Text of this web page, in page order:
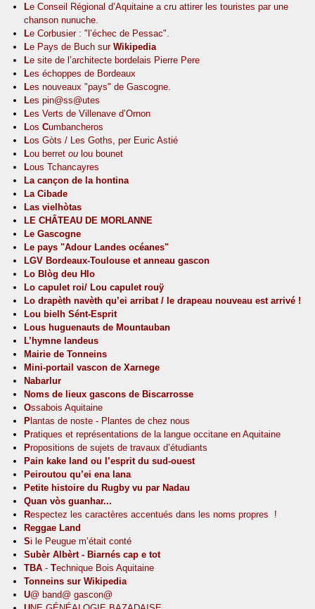
Le Conseil Régional d’Aquitaine a cru attirer les touristes par une
chanson nunuche.
Le Corbusier : "l’échec de Pessac".
Le Pays de Buch surWikipedia
Le site de l’architecte bordelais Pierre Pere
Les échoppes de Bordeaux
Les nouveaux "pays" de Gascogne.
Les pin@ss@utes
Les Verts de Villenave d’Ornon
LosCumbancheros
Los Gòts / Les Goths, per Euric Astié
Lou berretou lou bounet
Lous Tchancayres
La cançon de la hontina
La Cibade
Las vielhòtas
LE CHÂTEAU DE MORLANNE
Le Gascogne
Le pays "Adour Landes océanes"
LGV Bordeaux-Toulouse et anneau gascon
Lo Blòg deu Hlo
Lo capulet roi/ Lou capulet rouÿ
Lo drapèth navèth qu’ei arribat / le drapeau nouveau est arrivé !
Lou bielh Sént-Esprit
Lous huguenauts de Mountauban
L’hymne landeus
Mairie de Tonneins
Mini-portail vascon de Xarnege
Nabarlur
Noms de lieux gascons de Biscarrosse
Ossabois Aquitaine
P lantas de noste - Plantes de chez nous
Pratiques et représentations de la langue occitane en Aquitaine
Propositions de sujets de travaux d’étudiants
Pain kake land ou l’esprit du sud-ouest
Peiroutou qu’ei ena lana
Petite histoire du Rugby vu par Nadau
Quan vòs guanhar...
Respectez les caractères accentués dans les noms propres !
Reggae Land
Si le Peugue m’était conté
Subèr Albèrt - Biarnés cap e tot
TBA -Technique Bois Aquitaine
Tonneins sur Wikipedia
U@ band@ gascon@